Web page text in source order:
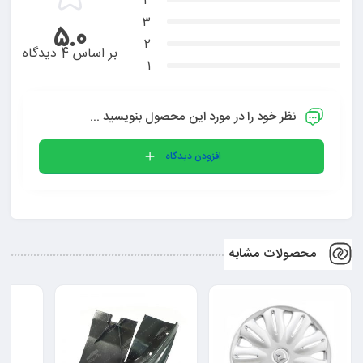
3
2
1
5.0بر اساس 4 دیدگاه
نظر خود را در مورد این محصول بنویسید ...
افزودن دیدگاه
محصولات مشابه